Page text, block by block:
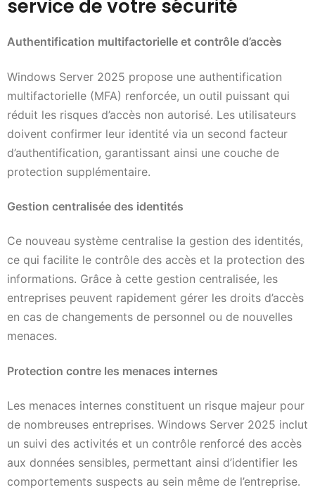
service de votre sécurité
Authentification multifactorielle et contrôle d’accès
Windows Server 2025 propose une authentification
multifactorielle (MFA) renforcée, un outil puissant qui
réduit les risques d’accès non autorisé. Les utilisateurs
doivent confirmer leur identité via un second facteur
d’authentification, garantissant ainsi une couche de
protection supplémentaire.
Gestion centralisée des identités
Ce nouveau système centralise la gestion des identités,
ce qui facilite le contrôle des accès et la protection des
informations. Grâce à cette gestion centralisée, les
entreprises peuvent rapidement gérer les droits d’accès
en cas de changements de personnel ou de nouvelles
menaces.
Protection contre les menaces internes
Les menaces internes constituent un risque majeur pour
de nombreuses entreprises. Windows Server 2025 inclut
un suivi des activités et un contrôle renforcé des accès
aux données sensibles, permettant ainsi d’identifier les
comportements suspects au sein même de l’entreprise.